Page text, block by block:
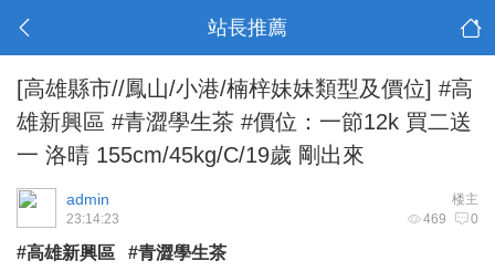
站長推薦
[高雄縣市//鳳山/小港/楠梓妹妹類型及價位] #高
雄新興區 #青澀學生茶 #價位：一節12k 買二送
一 洛晴 155cm/45kg/C/19歲 剛出來
楼主
admin
469 0
23:14:23
#高雄新興區 #青澀學生茶